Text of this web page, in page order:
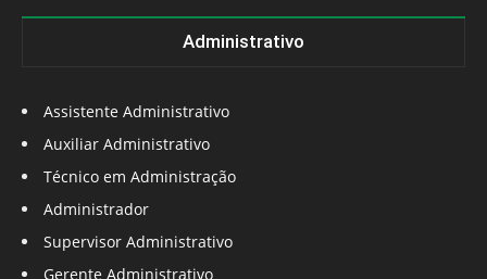
Administrativo
Assistente Administrativo
Auxiliar Administrativo
Técnico em Administração
Administrador
Supervisor Administrativo
Gerente Administrativo